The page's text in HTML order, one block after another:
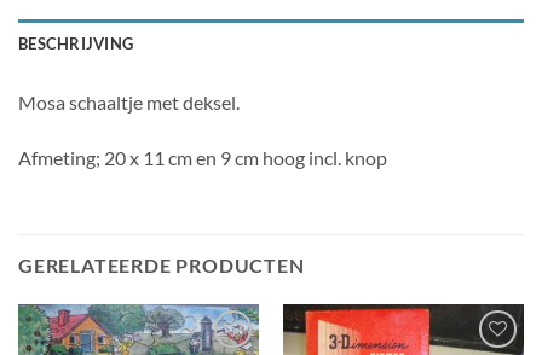
BESCHRIJVING
Mosa schaaltje met deksel.
Afmeting; 20 x 11 cm en 9 cm hoog incl. knop
GERELATEERDE PRODUCTEN